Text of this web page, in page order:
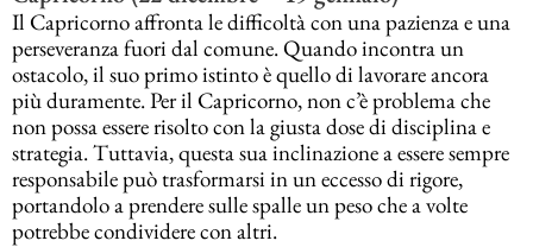
Il Capricorno affronta le difficoltà con una pazienza e una
perseveranza fuori dal comune. Quando incontra un
ostacolo, il suo primo istinto è quello di lavorare ancora
più duramente. Per il Capricorno, non c’è problema che
non possa essere risolto con la giusta dose di disciplina e
strategia. Tuttavia, questa sua inclinazione a essere sempre
responsabile può trasformarsi in un eccesso di rigore,
portandolo a prendere sulle spalle un peso che a volte
potrebbe condividere con altri.